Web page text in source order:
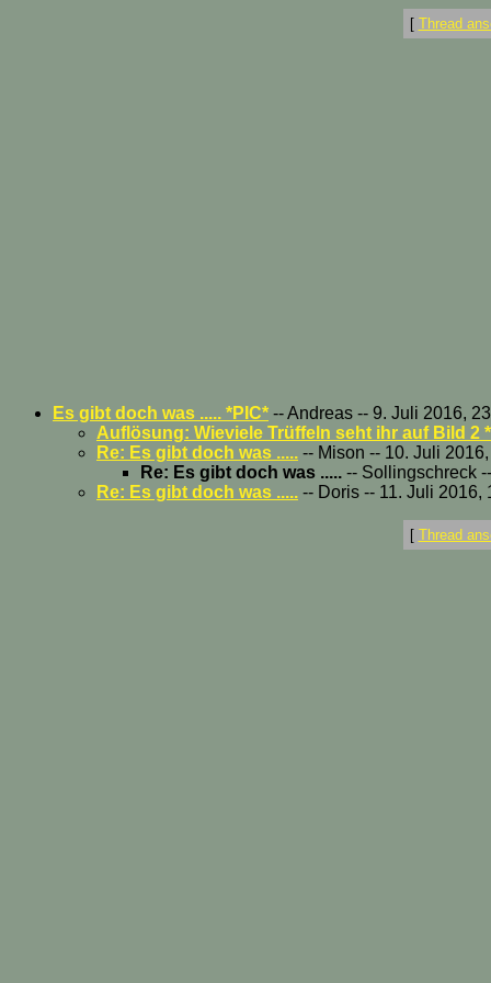
[ Thread
Es gibt doch was ..... *PIC* -- Andreas -- 9. Juli 2016,
Auflösung: Wieviele Trüffeln seht ihr auf Bild 2
Re: Es gibt doch was ..... -- Mison -- 10. Juli
Re: Es gibt doch was ..... -- Sollingschreck
Re: Es gibt doch was ..... -- Doris -- 11. Juli 2016,
[ Thread